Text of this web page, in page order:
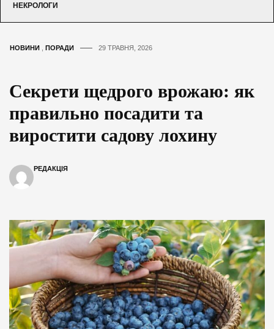
НЕКРОЛОГИ
НОВИНИ ПОРАДИ 29 ТРАВНЯ, 2026
Секрети щедрого врожаю: як
правильно посадити та
виростити садову лохину
РЕДАКЦІЯ